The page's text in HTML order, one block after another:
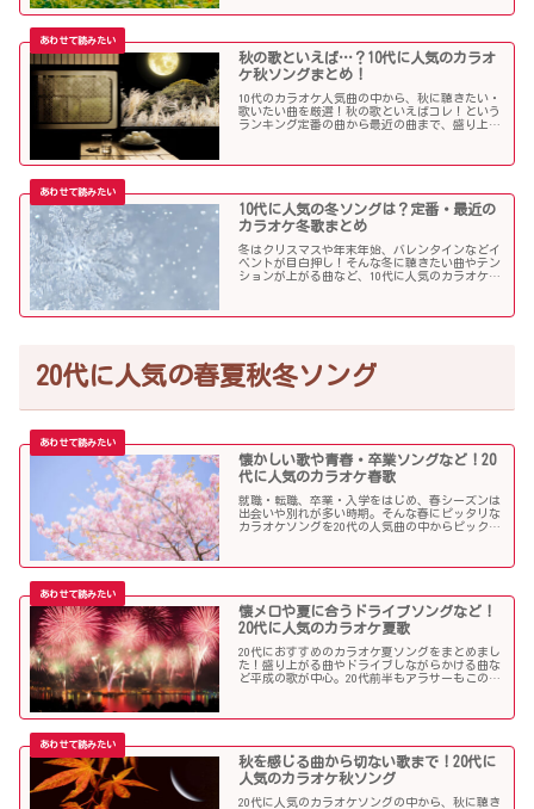
秋の歌といえば…？10代に人気のカラオ
ケ秋ソングまとめ！
10代のカラオケ人気曲の中から、秋に聴きたい・
歌いたい曲を厳選！秋の歌といえばコレ！という
ランキング定番の曲から最近の曲まで、盛り上が
10代に人気の冬ソングは？定番・最近の
カラオケ冬歌まとめ
冬はクリスマスや年末年始、バレンタインなどイ
ベントが目白押し！そんな冬に聴きたい曲やテン
ションが上がる曲など、10代に人気のカラオケソ
20代に人気の春夏秋冬ソング
懐かしい歌や青春・卒業ソングなど！20
代に人気のカラオケ春歌
就職・転職、卒業・入学をはじめ、春シーズンは
出会いや別れが多い時期。そんな春にピッタリな
カラオケソングを20代の人気曲の中からピックア
懐メロや夏に合うドライブソングなど！
20代に人気のカラオケ夏歌
20代におすすめのカラオケ夏ソングをまとめまし
た！盛り上がる曲やドライブしながらかける曲な
ど平成の歌が中心。20代前半もアラサーもこの曲
秋を感じる曲から切ない歌まで！20代に
人気のカラオケ秋ソング
20代に人気のカラオケソングの中から、秋に聴き